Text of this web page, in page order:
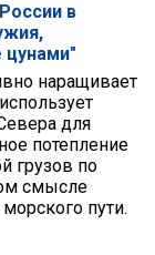
в
цунами"
наращивает
для
потепление
грузов по
смысле
пути.